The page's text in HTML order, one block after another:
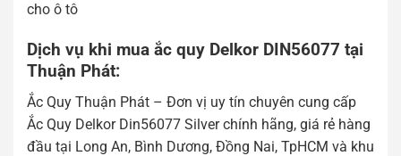
cho ô tô
Dịch vụ khi mua ắc quy Delkor DIN56077 tại
Thuận Phát:
Ắc Quy Thuận Phát – Đơn vị uy tín chuyên cung cấp
Ắc Quy Delkor Din56077 Silver chính hãng, giá rẻ hàng
đầu tại Long An, Bình Dương, Đồng Nai, TpHCM và khu